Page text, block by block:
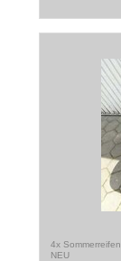
4x
NEU